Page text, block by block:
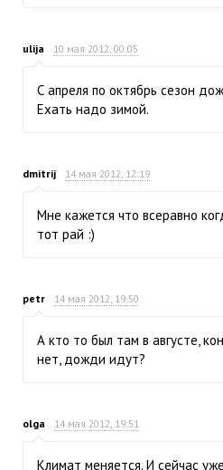
ulija 10 мая 2012, 00:05
С апреля по октябрь сезон
Ехать надо зимой.
dmitrij 14 мая 2012, 12:19
Мне кажется что всеравно
тот рай :)
petr 14 мая 2012, 19:50
А кто то был там в августе,
нет, дожди идут?
olga 14 мая 2012, 19:51
Климат меняется. И сейчас